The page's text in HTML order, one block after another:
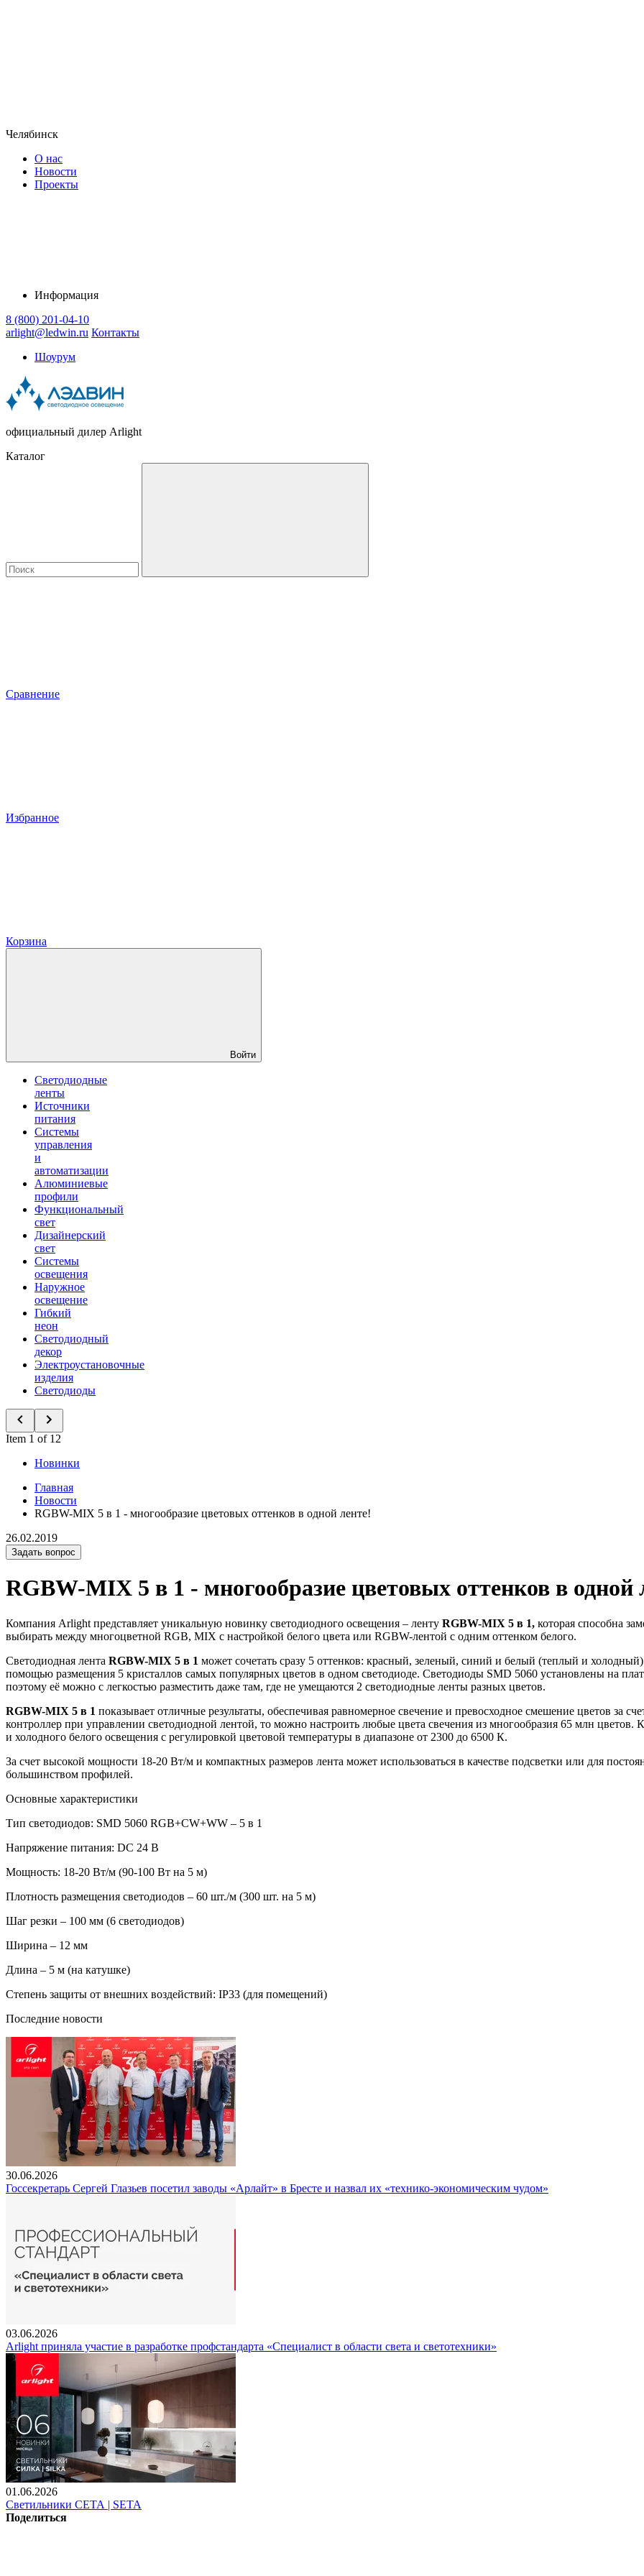
Челябинск
О нас
Новости
Проекты
Информация
8 (800) 201-04-10
arlight@ledwin.ru Контакты
Шоурум
официальный дилер Arlight
Каталог
Сравнение
Избранное
Корзина
Войти
Светодиодные
ленты
Источники
питания
Системы
управления
и
автоматизации
Алюминиевые
профили
Функциональный
свет
Дизайнерский
свет
Системы
освещения
Наружное
освещение
Гибкий
неон
Светодиодный
декор
Электроустановочные
изделия
Светодиоды
Item 1 of 12
Новинки
Главная
Новости
RGBW-MIX 5 в 1 - многообразие цветовых оттенков в одной ленте!
26.02.2019
Задать вопрос
RGBW-MIX 5 в 1 - многообразие цветовых оттенков в одной
Компания Arlight представляет уникальную новинку светодиодного освещения – ленту RGBW-MIX 5 в 1, которая способна
выбирать между многоцветной RGB, MIX с настройкой белого цвета или RGBW-лентой с одним оттенком белого.
Светодиодная лента RGBW-MIX 5 в 1 может сочетать сразу 5 оттенков: красный, зеленый, синий и белый (теплый и
помощью размещения 5 кристаллов самых популярных цветов в одном светодиоде. Светодиоды SMD 5060 установлены на
поэтому её можно с легкостью разместить даже там, где не умещаются 2 светодиодные ленты разных цветов.
RGBW-MIX 5 в 1 показывает отличные результаты, обеспечивая равномерное свечение и превосходное смешение цветов за
контроллер при управлении светодиодной лентой, то можно настроить любые цвета свечения из многообразия 65 млн цветов.
и холодного белого освещения с регулировкой цветовой температуры в диапазоне от 2300 до 6500 К.
За счет высокой мощности 18-20 Вт/м и компактных размеров лента может использоваться в качестве подсветки или для
большинством профилей.
Основные характеристики
Тип светодиодов: SMD 5060 RGB+CW+WW – 5 в 1
Напряжение питания: DC 24 В
Мощность: 18-20 Вт/м (90-100 Вт на 5 м)
Плотность размещения светодиодов – 60 шт./м (300 шт. на 5 м)
Шаг резки – 100 мм (6 светодиодов)
Ширина – 12 мм
Длина – 5 м (на катушке)
Степень защиты от внешних воздействий: IP33 (для помещений)
Последние новости
30.06.2026
Госсекретарь Сергей Глазьев посетил заводы «Арлайт» в Бресте и назвал их «технико-экономическим чудом»
03.06.2026
Arlight приняла участие в разработке профстандарта «Специалист в области света и светотехники»
01.06.2026
Светильники СЕТА | SETA
Поделиться